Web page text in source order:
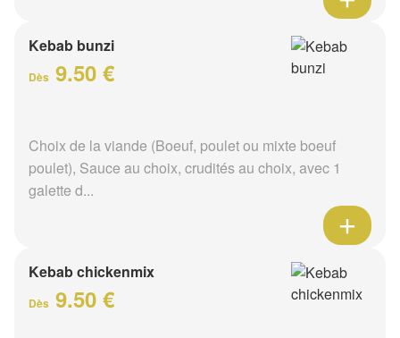
Kebab bunzi
Dès 9.50 €
Choix de la viande (Boeuf, poulet ou mixte boeuf
poulet), Sauce au choix, crudités au choix, avec 1
galette d...
Kebab chickenmix
Dès 9.50 €